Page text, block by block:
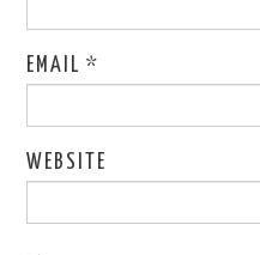
EMAIL*
WEBSITE